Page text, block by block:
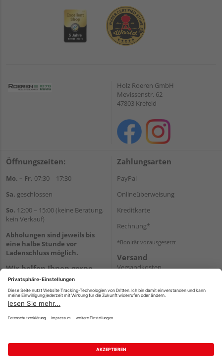
Holz Roeren GmbH
Mevissenstr. 62
47803 Krefeld
Öffnungszeiten:
Mo. – Fr. 07:30 – 17:30
Sa. geschlossen
So. 12:00 – 15:00 (keine Beratung,
kein Verkauf)
Abholungen sind jeweils bis
eine halbe Stunde vor
Ladenschluss möglich.
Wir helfen Ihnen gerne
weiter
Tel.:+49 2151 8787-70
E-Mail:onlineshop@holz-
roeren.de
Zahlungsarten
PayPal
Onlineüberweisung
Kreditkarte
Rechnung*
*Bonität vorausgesetzt
Versand
Versandkosten
Impressum AGB Widerruf
Datenschutz